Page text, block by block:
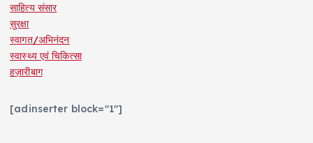
साहित्य संसार
सुरक्षा
स्वागत/अभिनंदन
स्वास्थ्य एवं चिकित्सा
हज़ारीबाग
[adinserter block="1"]